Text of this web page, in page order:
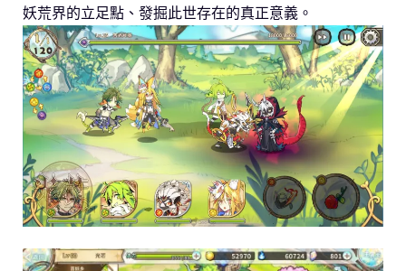
妖荒界的立足點、發掘此世存在的真正意義。